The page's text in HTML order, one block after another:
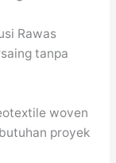
Rawas
tanpa
woven
proyek